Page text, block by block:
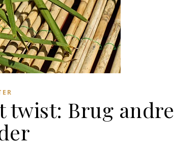
twist: Brug andre